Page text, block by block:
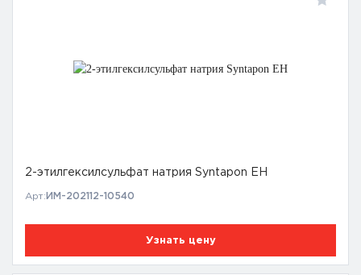
2-этилгексилсульфат натрия Syntapon EH
Арт: ИМ-202112-10540
Узнать цену